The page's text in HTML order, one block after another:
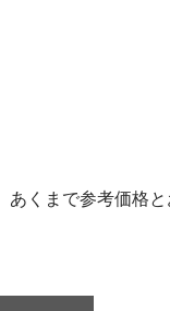
くまで参考価格と